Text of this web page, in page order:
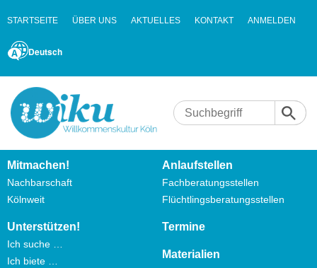
STARTSEITE ÜBER UNS AKTUELLES KONTAKT ANMELDEN
Deutsch
Mitmachen!
Nachbarschaft
Kölnweit
Anlaufstellen
Fachberatungsstellen
Flüchtlingsberatungsstellen
Unterstützen!
Ich suche …
Ich biete …
Termine
Materialien